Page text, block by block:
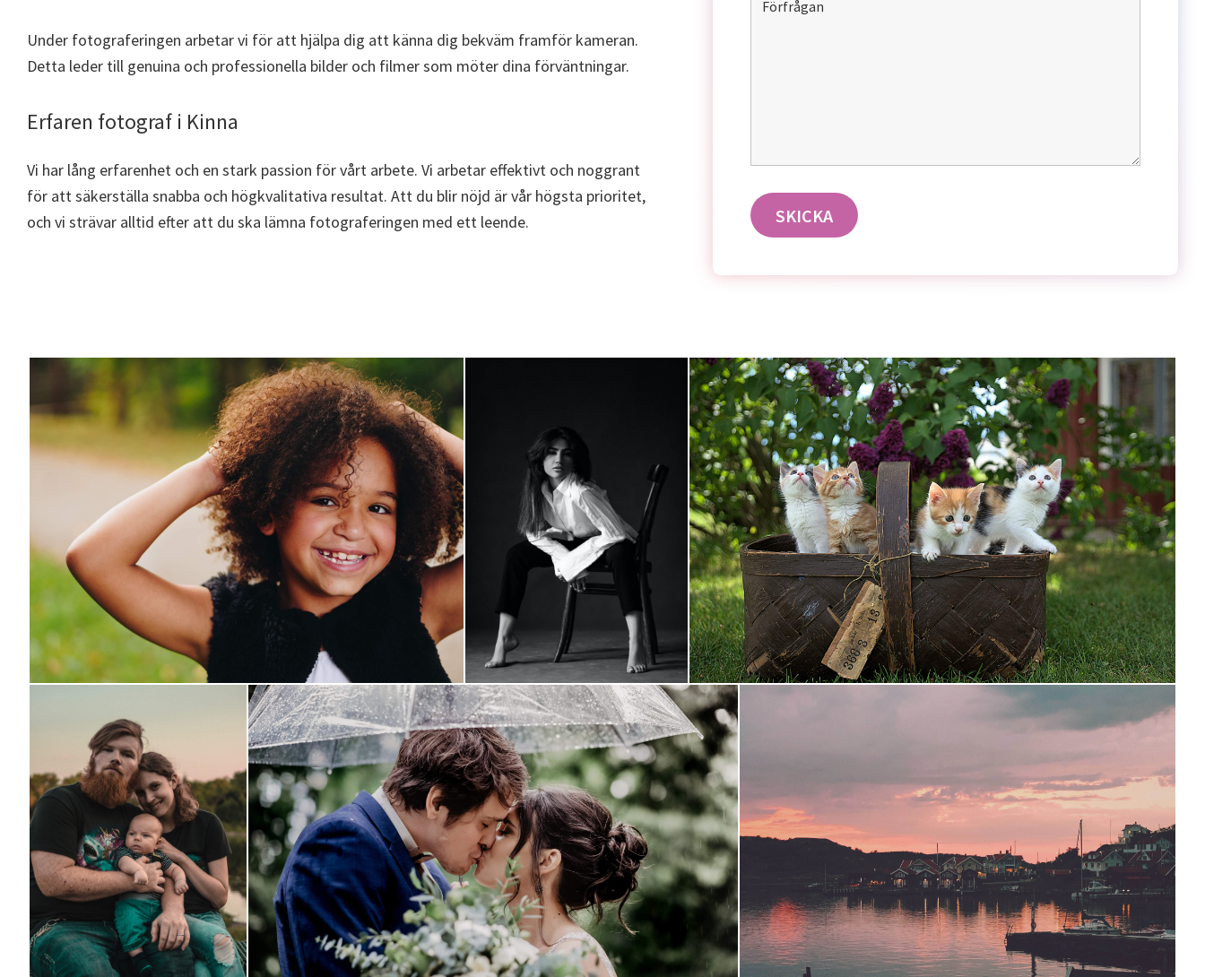
Under fotograferingen arbetar vi för att hjälpa dig att känna dig bekväm framför kameran.
Detta leder till genuina och professionella bilder och filmer som möter dina förväntningar.
Erfaren fotograf i Kinna
Vi har lång erfarenhet och en stark passion för vårt arbete. Vi arbetar effektivt och noggrant
för att säkerställa snabba och högkvalitativa resultat. Att du blir nöjd är vår högsta prioritet,
och vi strävar alltid efter att du ska lämna fotograferingen med ett leende.